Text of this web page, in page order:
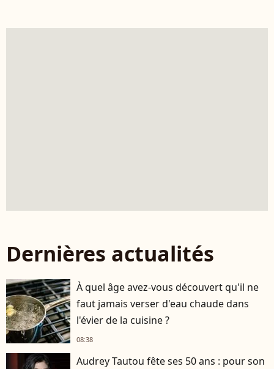
Dernières actualités
À quel âge avez-vous découvert qu'il ne
faut jamais verser d'eau chaude dans
l'évier de la cuisine ?
08:38
Audrey Tautou fête ses 50 ans : pour son